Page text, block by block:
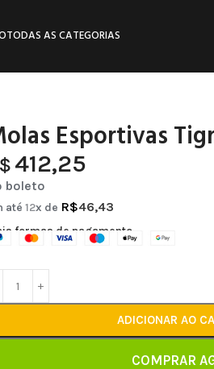
TODAS AS CATEGORIAS
Esportivas
412,25
boleto
até12x de R$46,43
formas de pagamento
ADICIONAR AO
COMPRAR